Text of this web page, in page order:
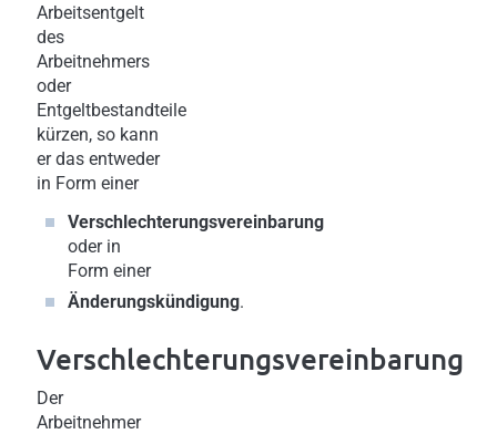
Arbeitsentgelt
des
Arbeitnehmers
oder
Entgeltbestandteile
kürzen, so kann
er das entweder
in Form einer
Verschlechterungsvereinbarung
oder in
Form einer
Änderungskündigung.
Verschlechterungsvereinbarung
Der
Arbeitnehmer